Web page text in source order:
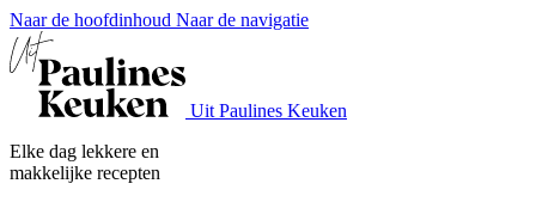
Naar de hoofdinhoud Naar de navigatie
Uit Paulines Keuken
Elke dag lekkere en
makkelijke recepten